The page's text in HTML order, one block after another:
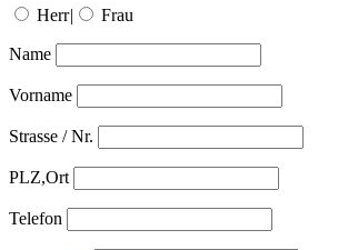
Herr| Frau
Name
Vorname
Strasse / Nr.
PLZ,Ort
Telefon